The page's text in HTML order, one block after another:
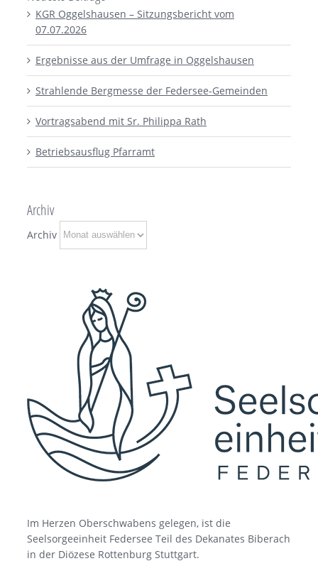
KGR Oggelshausen – Sitzungsbericht vom
07.07.2026
Ergebnisse aus der Umfrage in Oggelshausen
Strahlende Bergmesse der Federsee-Gemeinden
Vortragsabend mit Sr. Philippa Rath
Betriebsausflug Pfarramt
Archiv
Archiv
Im Herzen Oberschwabens gelegen, ist die
Seelsorgeeinheit Federsee Teil des Dekanates Biberach
in der Diözese Rottenburg Stuttgart.